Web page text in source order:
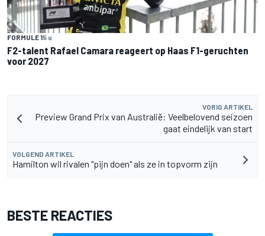
FORMULE 15 u
F2-talent Rafael Camara reageert op Haas F1-geruchten
voor 2027
VORIG ARTIKEL
Preview Grand Prix van Australië: Veelbelovend seizoen
gaat eindelijk van start
VOLGEND ARTIKEL
Hamilton wil rivalen "pijn doen" als ze in topvorm zijn
BESTE REACTIES